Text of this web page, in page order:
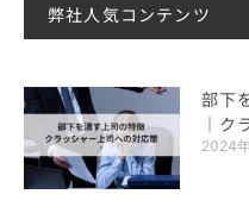
弊社人気コンテンツ
部下
｜ク
2024